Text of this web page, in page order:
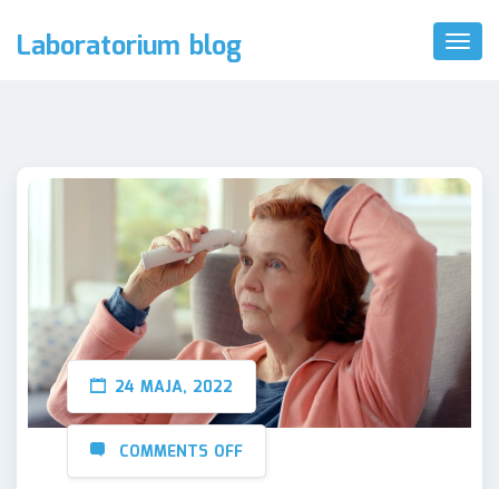
Toggle
Laboratorium blog
24 MAJA, 2022
COMMENTS OFF